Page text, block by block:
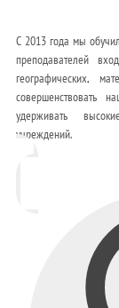
С 2013 года мы
преподавателей
географических,
совершенствовать
удерживать
учреждений.